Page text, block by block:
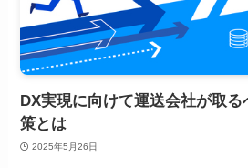
DX実現に向けて運送会社が取
策とは
2025年5月26日